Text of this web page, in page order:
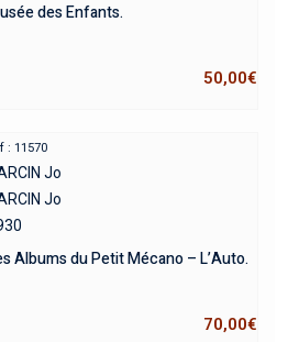
des Enfants.
50,00€
: 11570
Jo
Jo
Albums du Petit Mécano – L’Auto.
70,00€